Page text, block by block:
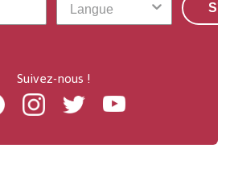
Suivez-nous !
FacebookInstagramTwitter Youtube